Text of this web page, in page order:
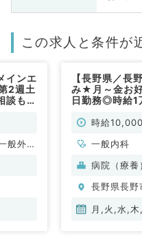
この求人と条件が
インエ
2週土
談も可
般外
【長野県／長
み★月～金お
日勤務◎時給1
時給
一般内科
病院（療養
長野県長野
月,火,水,木